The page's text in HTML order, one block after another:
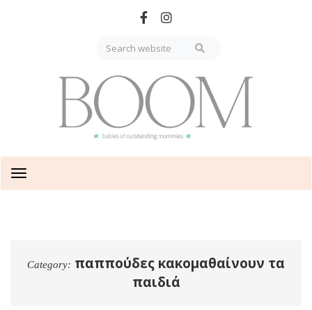
Toggle
navigation
Category: παππούδες κακομαθαίνουν τα
παιδιά